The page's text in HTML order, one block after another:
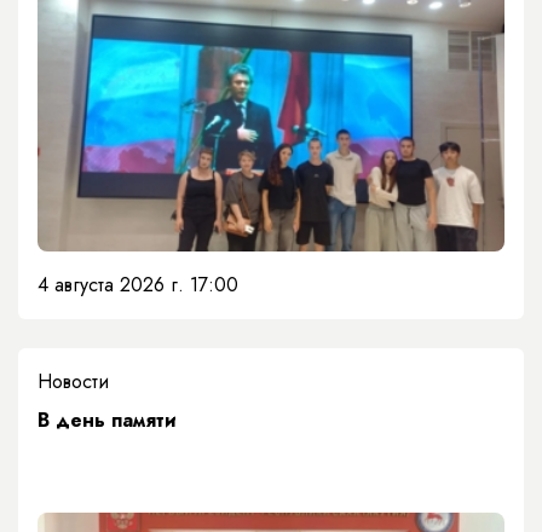
4 августа 2026 г. 17:00
Новости
​В день памяти